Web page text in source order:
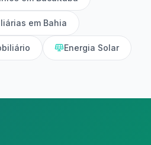
em Bahia
Energia Solar